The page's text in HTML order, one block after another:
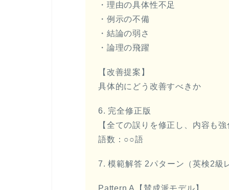
・理由の具体性不足
・例示の不備
・結論の弱さ
・論理の飛躍
【改善提案】
具体的にどう改善すべきか
6. 完全修正版
【全ての誤りを修正し、内容も
語数：○○語
7. 模範解答 2パターン（英検2級
Pattern A【賛成派モデル】